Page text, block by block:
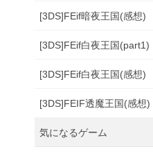
[3DS]FEif暗夜王国(感想)
[3DS]FEif白夜王国(part1)
[3DS]FEif白夜王国(感想)
[3DS]FEIF透魔王国(感想)
気になるゲーム